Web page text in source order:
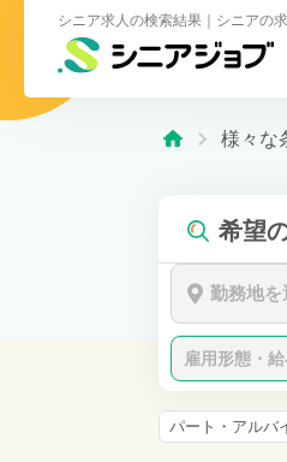
シニア求人の検索結果｜シニアの
様々な
希望
勤務地を
雇用形態・
パート・アルバ